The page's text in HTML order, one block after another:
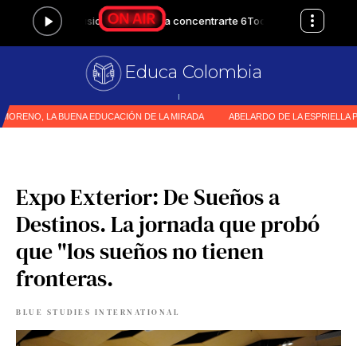
Educa Colombia
Primer me
Expo Exterior: De Sueños a
Destinos. La jornada que probó
que "los sueños no tienen
fronteras.
BLUE STUDIES INTERNATIONAL